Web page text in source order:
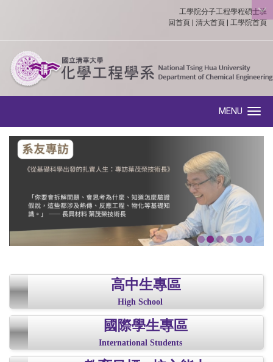
:::
工學院分子工程學程碩士班
回首頁
清大首頁 工學院首頁
MENU
高中生專區
High School
國際學生專區
International Students